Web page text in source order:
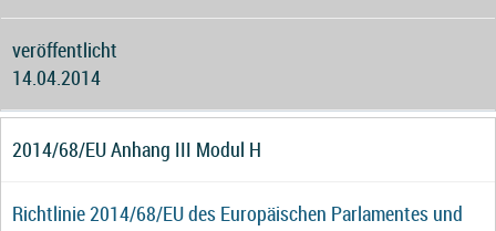
veröffentlicht
14.04.2014
2014/68/EU Anhang III Modul H
Richtlinie 2014/68/EU des Europäischen Parlamentes und